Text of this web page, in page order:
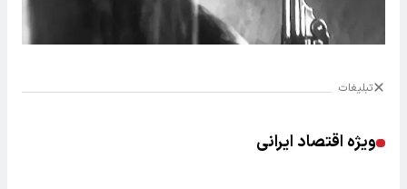
تبلیغات
ویژه اقتصاد ایرانی